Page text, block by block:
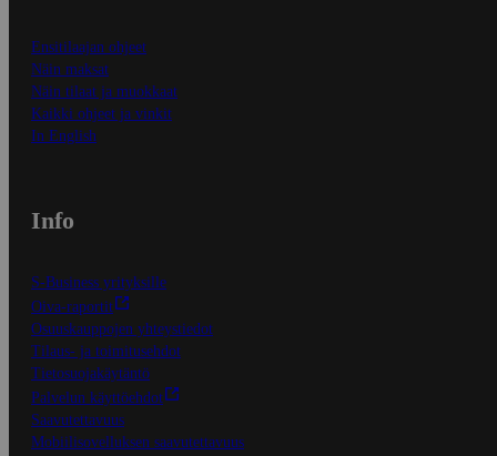
Ensitilaajan ohjeet
Näin maksat
Näin tilaat ja muokkaat
Kaikki ohjeet ja vinkit
In English
Info
S-Business yrityksille
Oiva-raportit
Osuuskauppojen yhteystiedot
Tilaus- ja toimitusehdot
Tietosuojakäytäntö
Palvelun käyttöehdot
Saavutettavuus
Mobiilisovelluksen saavutettavuus